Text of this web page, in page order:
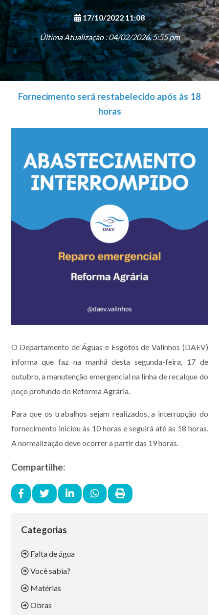
17/10/2022 11:08
Última Atualização : 04/02/2026, 5:55 pm
Fornecimento será restabelecido após às 18
horas
O Departamento de Águas e Esgotos de Valinhos (DAEV)
informa que faz na manhã desta segunda-feira, 17 de
outubro, a manutenção emergencial na linha de recalque do
poço profundo do Reforma Agrária.
Para que os trabalhos sejam realizados, a interrupção do
fornecimento iniciou às 10 horas e seguirá até às 18 horas.
A normalização deve ocorrer a partir das 19 horas.
Compartilhe:
Categorias
Falta de água
Você sabia?
Matérias
Obras